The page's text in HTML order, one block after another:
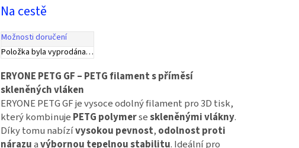
Na cestě
Možnosti doručení
Položka byla vyprodána…
ERYONE PETG GF – PETG filament s příměsí
skleněných vláken
ERYONE PETG GF je vysoce odolný filament pro 3D tisk,
který kombinuje PETG polymerseskleněnými vlákny.
Díky tomu nabízívysokou pevnost, odolnost proti
nárazuavýbornou tepelnou stabilitu. Ideální pro